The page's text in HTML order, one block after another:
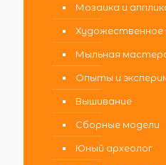
Мозаика и
Мыльная
Опыты и
Вышивание
Сборные модели
Юный археолог